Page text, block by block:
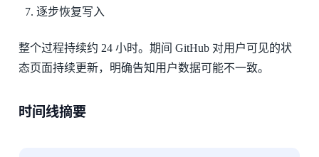
逐步恢复写入
整个过程持续约 24 小时。期间 GitHub 对用户可见的状
态页面持续更新，明确告知用户数据可能不一致。
时间线摘要